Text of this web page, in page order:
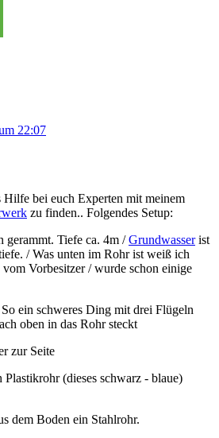
22:07
bei euch Experten mit meinem
zu finden.. Folgendes Setup:
gerammt. Tiefe ca. 4m /Grundwasserist
/ Was unten im Rohr ist weiß ich
Vorbesitzer / wurde schon einige
So ein schweres Ding mit drei Flügeln
oben in das Rohr steckt
zur Seite
Plastikrohr (dieses schwarz - blaue)
dem Boden ein Stahlrohr.